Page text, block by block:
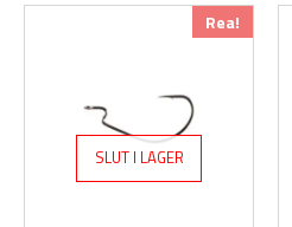
Rea!
SLUT I LAGER
ursprungliga
59 kr.
Det
nuvarande
24 kr.